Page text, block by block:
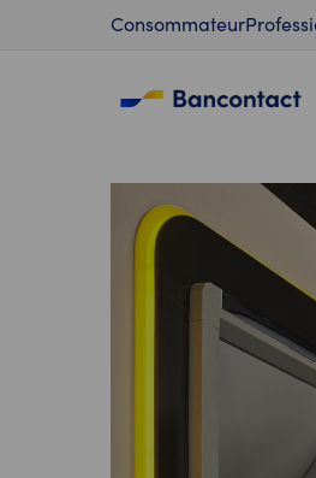
Contenu
Consommateur